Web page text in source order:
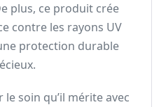
plus, ce produit crée
contre les rayons UV
protection durable
soin qu’il mérite avec